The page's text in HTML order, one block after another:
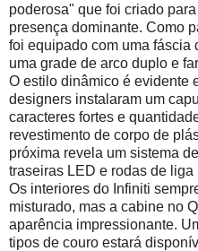
poderosa" que foi criado
presença dominante. Como
foi equipado com uma fáscia
uma grade de arco duplo e
O estilo dinâmico é evidente
designers instalaram um
caracteres fortes e
revestimento de corpo de
próxima revela um sistema
traseiras LED e rodas de
Os interiores do Infiniti
misturado, mas a cabine no
aparência impressionante.
tipos de couro estará